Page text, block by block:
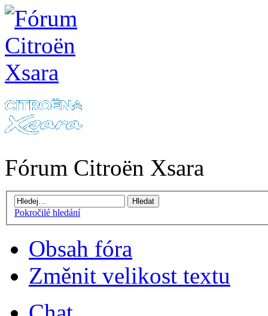
Fórum Citroën Xsara
Pokročilé hledání
Obsah fóra
Změnit velikost textu